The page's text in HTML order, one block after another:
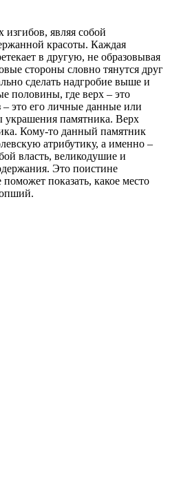
являя собой
красоты. Каждая
в другую, не образовывая
стороны словно тянутся друг
сделать надгробие выше и
половины, где верх – это
это его личные данные или
украшения памятника. Верх
Кому-то данный памятник
атрибутику, а именно –
власть, великодушие и
Это поистине
показать, какое место